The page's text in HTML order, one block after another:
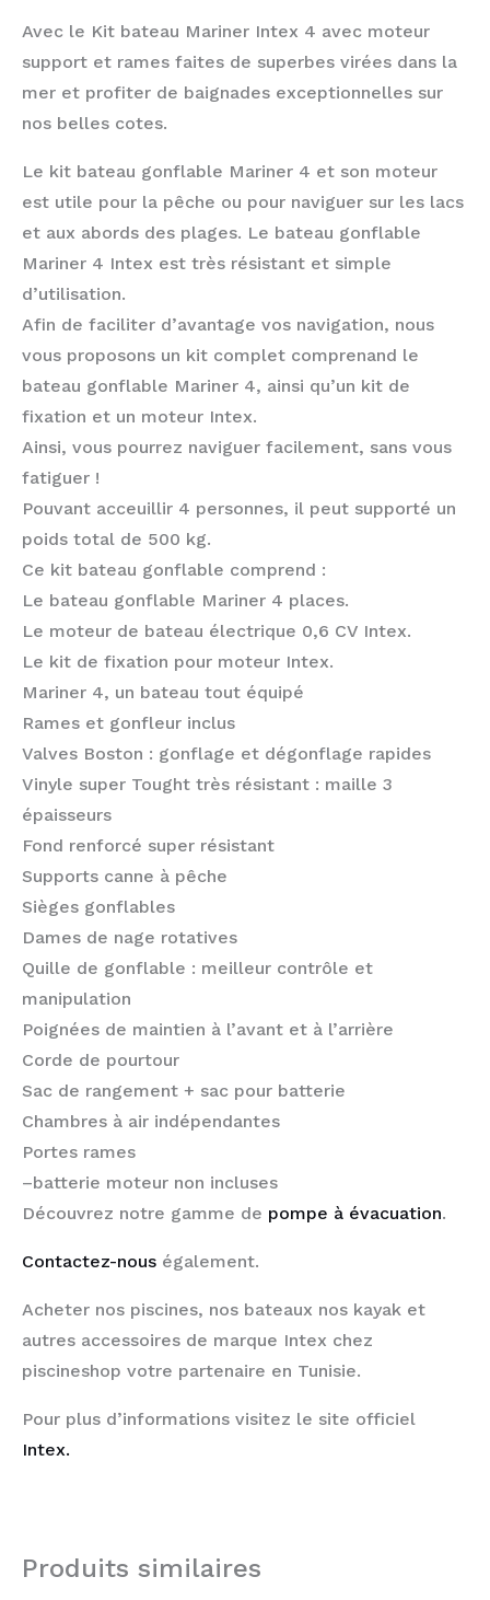
Avec le Kit bateau Mariner Intex 4 avec moteur
support et rames faites de superbes virées dans la
mer et profiter de baignades exceptionnelles sur
nos belles cotes.
Le kit bateau gonflable Mariner 4 et son moteur
est utile pour la pêche ou pour naviguer sur les lacs
et aux abords des plages. Le bateau gonflable
Mariner 4 Intex est très résistant et simple
d’utilisation.
Afin de faciliter d’avantage vos navigation, nous
vous proposons un kit complet comprenand le
bateau gonflable Mariner 4, ainsi qu’un kit de
fixation et un moteur Intex.
Ainsi, vous pourrez naviguer facilement, sans vous
fatiguer !
Pouvant acceuillir 4 personnes, il peut supporté un
poids total de 500 kg.
Ce kit bateau gonflable comprend :
Le bateau gonflable Mariner 4 places.
Le moteur de bateau électrique 0,6 CV Intex.
Le kit de fixation pour moteur Intex.
Mariner 4, un bateau tout équipé
Rames et gonfleur inclus
Valves Boston : gonflage et dégonflage rapides
Vinyle super Tought très résistant : maille 3
épaisseurs
Fond renforcé super résistant
Supports canne à pêche
Sièges gonflables
Dames de nage rotatives
Quille de gonflable : meilleur contrôle et
manipulation
Poignées de maintien à l’avant et à l’arrière
Corde de pourtour
Sac de rangement + sac pour batterie
Chambres à air indépendantes
Portes rames
–batterie moteur non incluses
Découvrez notre gamme de pompe à évacuation.
Contactez-nous également.
Acheter nos piscines, nos bateaux nos kayak et
autres accessoires de marque Intex chez
piscineshop votre partenaire en Tunisie.
Pour plus d’informations visitez le site officiel
Intex.
Produits similaires